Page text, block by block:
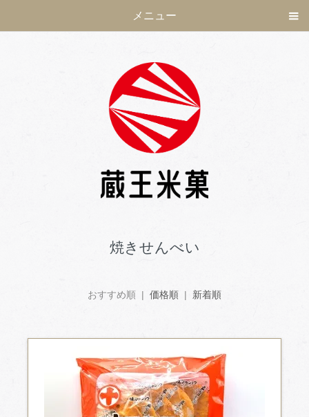
メニュー
焼きせんべい
おすすめ順 | 価格順 | 新着順